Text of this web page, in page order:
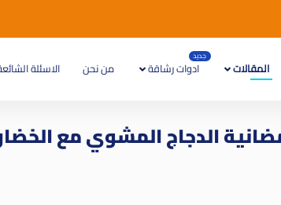
المقالات
جديد
ادوات رشاقة من نحن الاسئلة
الدجاج المشوي مع